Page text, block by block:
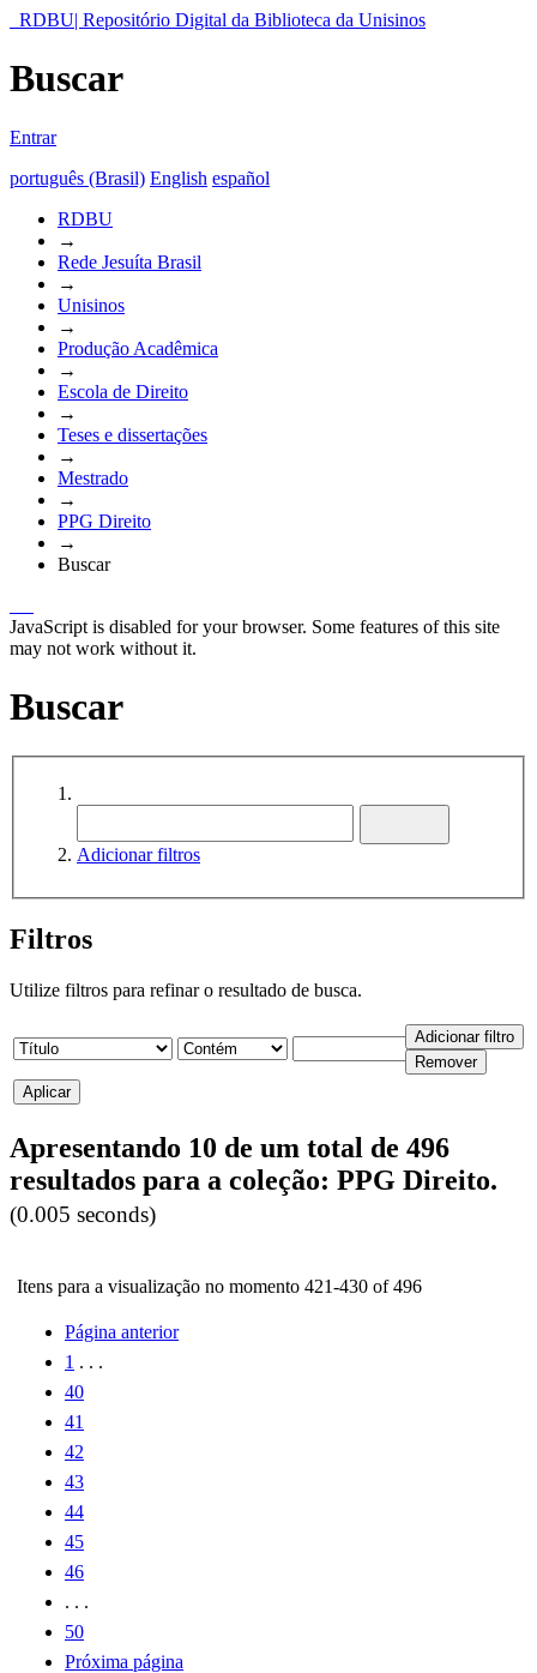
RDBU| Repositório Digital da Biblioteca da Unisinos
Buscar
Entrar
português (Brasil) English español
RDBU
→
Rede Jesuíta Brasil
→
Unisinos
→
Produção Acadêmica
→
Escola de Direito
→
Teses e dissertações
→
Mestrado
→
PPG Direito
→
Buscar
JavaScript is disabled for your browser. Some features of this site
may not work without it.
Buscar
Adicionar filtros
Filtros
Utilize filtros para refinar o resultado de busca.
Apresentando 10 de um total de 496
resultados para a coleção: PPG Direito.
(0.005 seconds)
Itens para a visualização no momento 421-430 of 496
Página anterior
1 . . .
40
41
42
43
44
45
46
. . .
50
Próxima página